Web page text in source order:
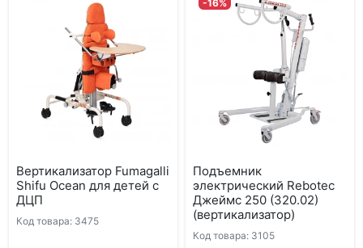
Вертикализатор Fumagalli
Shifu Ocean для детей с
ДЦП
Код товара: 3475
-16%
Подъемник
электрический Rebotec
Джеймс 250 (320.02)
(вертикализатор)
Код товара: 3105